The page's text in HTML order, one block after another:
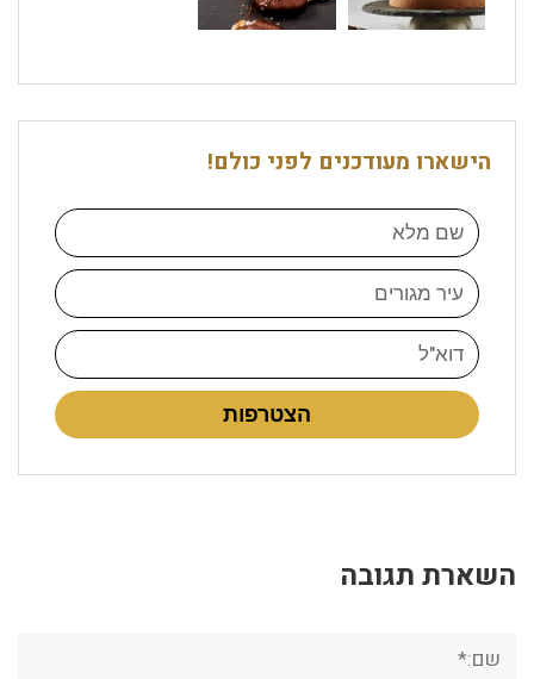
הישארו מעודכנים לפני כולם!
הצטרפות
השארת תגובה